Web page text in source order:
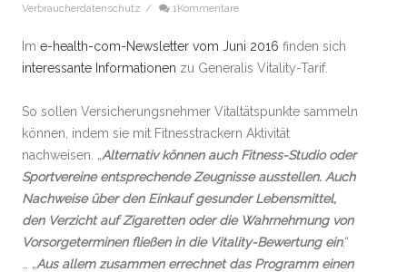
Verbraucherdatenschutz / 1Kommentare
Im e-health-com-Newsletter vom Juni 2016 finden sich
interessante Informationen zu Generalis Vitality-Tarif.
So sollen Versicherungsnehmer Vitaltätspunkte sammeln
können, indem sie mit Fitnesstrackern Aktivität
nachweisen. „Alternativ können auch Fitness-Studio oder
Sportvereine entsprechende Zeugnisse ausstellen. Auch
Nachweise über den Einkauf gesunder Lebensmittel,
den Verzicht auf Zigaretten oder die Wahrnehmung von
Vorsorgeterminen fließen in die Vitality-Bewertung ein.“
… „Aus allem zusammen errechnet das Programm einen